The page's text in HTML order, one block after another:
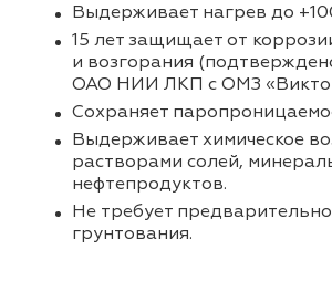
Выдерживает нагрев до
15 лет защищает от
и возгорания
ОАО НИИ ЛКП с ОМЗ
Cохраняет
Выдерживает химическое
растворами солей,
нефтепродуктов.
Не требует
грунтования.